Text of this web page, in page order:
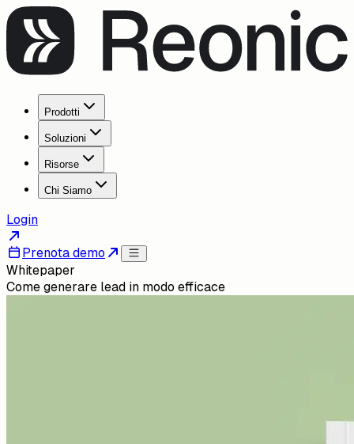
Prodotti
Soluzioni
Risorse
Chi Siamo
Login
Prenota demo
Whitepaper
Come generare lead in modo efficace